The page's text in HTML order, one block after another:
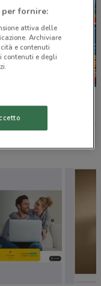
fornire:
attiva delle
Archiviare
e contenuti
contenuti e degli